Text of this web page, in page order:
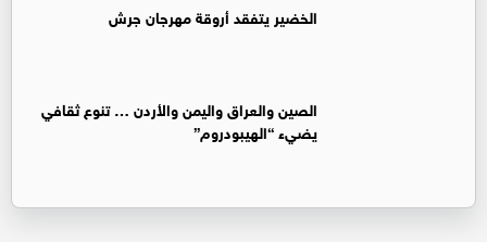
الخضير يتفقد أروقة مهرجان جرش
الصين والعراق واليمن والأردن … تنوع ثقافي
يضيء “الهيبودروم”